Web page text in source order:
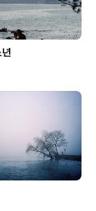
년